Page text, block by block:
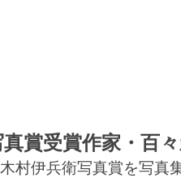
賞受賞作家・百
村伊兵衛写真賞を写真